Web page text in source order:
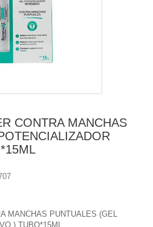
CONTRA MANCHAS
MANCHAS PUNTUALES (GEL
) TUBO*15ML